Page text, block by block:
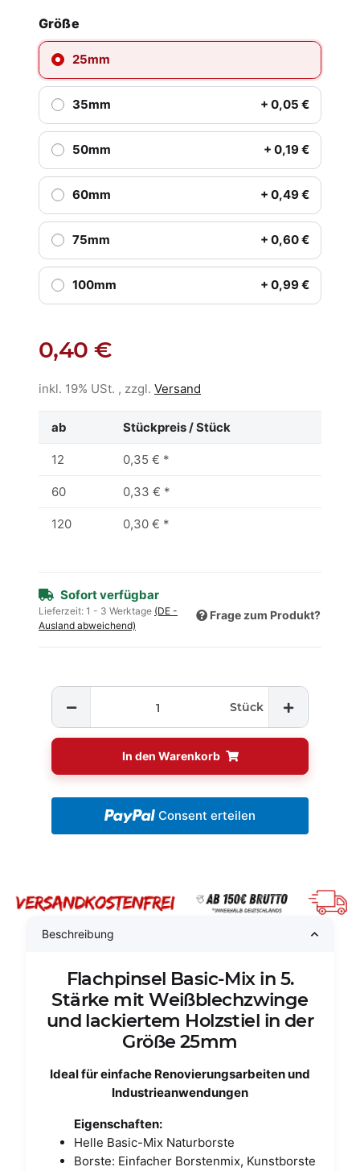
Größe
25mm
35mm + 0,05 €
50mm + 0,19 €
60mm + 0,49 €
75mm + 0,60 €
100mm + 0,99 €
0,40 €
inkl. 19% USt. , zzgl. Versand
ab Stückpreis / Stück
12 0,35 € *
60 0,33 € *
120 0,30 € *
Sofort verfügbar
Lieferzeit: 1 - 3 Werktage (DE -
Ausland abweichend)
Frage zum Produkt?
Stück
In den Warenkorb
Consent erteilen
Beschreibung
Flachpinsel Basic-Mix in 5.
Stärke mit Weißblechzwinge
und lackiertem Holzstiel in der
Größe 25mm
Ideal für einfache Renovierungsarbeiten und
Industrieanwendungen
Eigenschaften:
Helle Basic-Mix Naturborste
Borste: Einfacher Borstenmix, Kunstborste